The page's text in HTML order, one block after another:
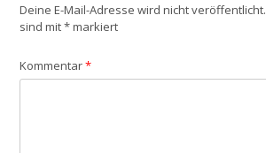
Deine E-Mail-Adresse wird nicht veröffentlicht.
sind mit*markiert
Kommentar*